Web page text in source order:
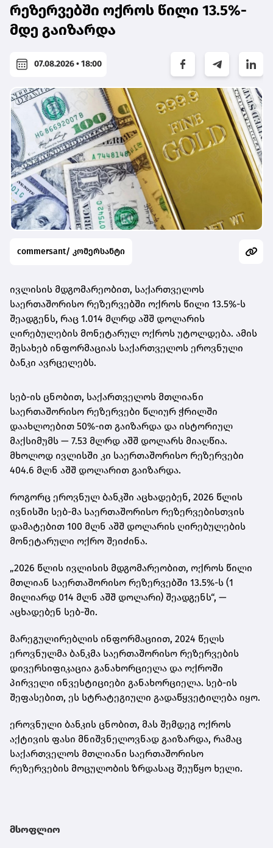
რეზერვებში ოქროს წილი 13.5%-
მდე გაიზარდა
07.08.2026 • 18:00
commersant/ კომერსანტი
ივლისის მდგომარეობით, საქართველოს
საერთაშორისო რეზერვებში ოქროს წილი 13.5%-ს
შეადგენს, რაც 1.014 მლრდ აშშ დოლარის
ღირებულების მონეტარულ ოქროს უტოლდება. ამის
შესახებ ინფორმაციას საქართველოს ეროვნული
ბანკი ავრცელებს.
სებ-ის ცნობით, საქართველოს მთლიანი
საერთაშორისო რეზერვები წლიურ ჭრილში
დაახლოებით 50%-ით გაიზარდა და ისტორიულ
მაქსიმუმს — 7.53 მლრდ აშშ დოლარს მიაღწია.
მხოლოდ ივლისში კი საერთაშორისო რეზერვები
404.6 მლნ აშშ დოლარით გაიზარდა.
როგორც ეროვნულ ბანკში აცხადებენ, 2026 წლის
ივნისში სებ-მა საერთაშორისო რეზერვებისთვის
დამატებით 100 მლნ აშშ დოლარის ღირებულების
მონეტარული ოქრო შეიძინა.
„2026 წლის ივლისის მდგომარეობით, ოქროს წილი
მთლიან საერთაშორისო რეზერვებში 13.5%-ს (1
მილიარდ 014 მლნ აშშ დოლარი) შეადგენს“, —
აცხადებენ სებ-ში.
მარეგულირებლის ინფორმაციით, 2024 წელს
ეროვნულმა ბანკმა საერთაშორისო რეზერვების
დივერსიფიკაცია განახორციელა და ოქროში
პირველი ინვესტიციები განახორციელა. სებ-ის
შეფასებით, ეს სტრატეგიული გადაწყვეტილება იყო.
ეროვნული ბანკის ცნობით, მას შემდეგ ოქროს
აქტივის ფასი მნიშვნელოვნად გაიზარდა, რამაც
საქართველოს მთლიანი საერთაშორისო
რეზერვების მოცულობის ზრდასაც შეუწყო ხელი.
მსოფლიო